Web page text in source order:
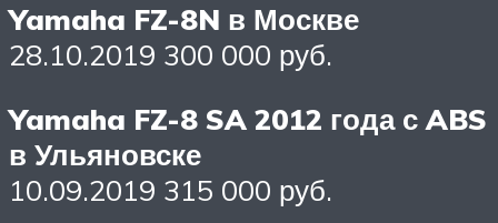
Yamaha FZ-8N в Москве
28.10.2019 300 000 руб.
Yamaha FZ-8 SA 2012 года с ABS
в Ульяновске
10.09.2019 315 000 руб.